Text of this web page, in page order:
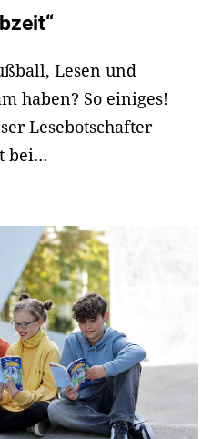
Lesen und
haben? So einiges!
Lesebotschafter
bei…